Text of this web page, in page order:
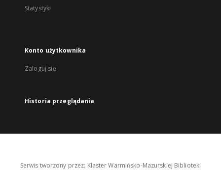
Statystyki
Konto użytkownika
Zaloguj się
Historia przeglądania
Serwis tworzony przez: Klaster Warmińsko-Mazurskiej Biblioteki